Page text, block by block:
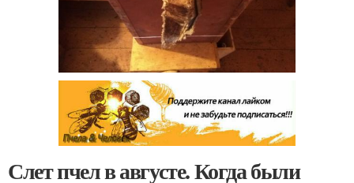
Слет пчел в августе. Когда были